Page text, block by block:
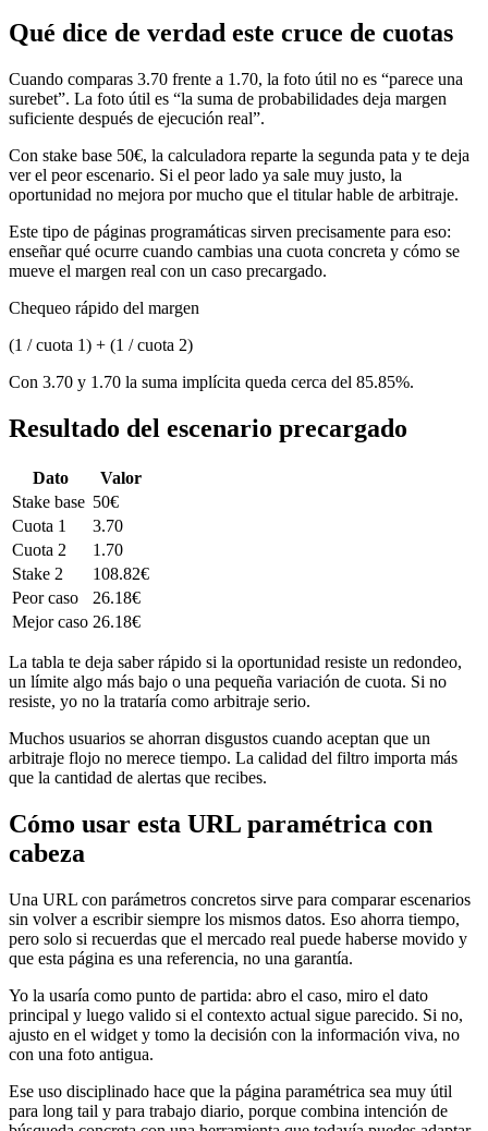
Qué dice de verdad este cruce de cuotas
Cuando comparas 3.70 frente a 1.70, la foto útil no es “parece una
surebet”. La foto útil es “la suma de probabilidades deja margen
suficiente después de ejecución real”.
Con stake base 50€, la calculadora reparte la segunda pata y te deja
ver el peor escenario. Si el peor lado ya sale muy justo, la
oportunidad no mejora por mucho que el titular hable de arbitraje.
Este tipo de páginas programáticas sirven precisamente para eso:
enseñar qué ocurre cuando cambias una cuota concreta y cómo se
mueve el margen real con un caso precargado.
Chequeo rápido del margen
(1 / cuota 1) + (1 / cuota 2)
Con 3.70 y 1.70 la suma implícita queda cerca del 85.85%.
Resultado del escenario precargado
Dato
Valor
Stake base 50€
Cuota 1
3.70
Cuota 2
1.70
Stake 2
108.82€
Peor caso
26.18€
Mejor caso 26.18€
La tabla te deja saber rápido si la oportunidad resiste un redondeo,
un límite algo más bajo o una pequeña variación de cuota. Si no
resiste, yo no la trataría como arbitraje serio.
Muchos usuarios se ahorran disgustos cuando aceptan que un
arbitraje flojo no merece tiempo. La calidad del filtro importa más
que la cantidad de alertas que recibes.
Cómo usar esta URL paramétrica con
cabeza
Una URL con parámetros concretos sirve para comparar escenarios
sin volver a escribir siempre los mismos datos. Eso ahorra tiempo,
pero solo si recuerdas que el mercado real puede haberse movido y
que esta página es una referencia, no una garantía.
Yo la usaría como punto de partida: abro el caso, miro el dato
principal y luego valido si el contexto actual sigue parecido. Si no,
ajusto en el widget y tomo la decisión con la información viva, no
con una foto antigua.
Ese uso disciplinado hace que la página paramétrica sea muy útil
para long tail y para trabajo diario, porque combina intención de